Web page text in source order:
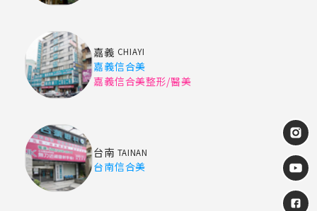
嘉義 CHIAYI
嘉義信合美
嘉義信合美整形/醫美
台南 TAINAN
台南信合美